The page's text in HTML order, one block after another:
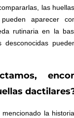
las
aparecer
rutinaria en la
desconocidas
la